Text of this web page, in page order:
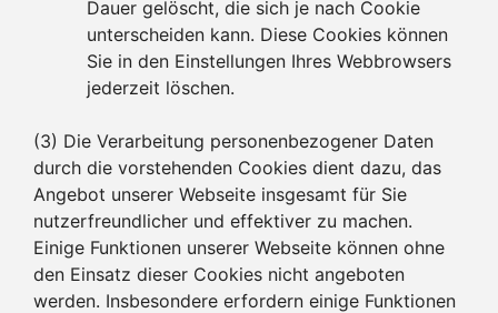
Dauer gelöscht, die sich je nach Cookie
unterscheiden kann. Diese Cookies können
Sie in den Einstellungen Ihres Webbrowsers
jederzeit löschen.
(3) Die Verarbeitung personenbezogener Daten
durch die vorstehenden Cookies dient dazu, das
Angebot unserer Webseite insgesamt für Sie
nutzerfreundlicher und effektiver zu machen.
Einige Funktionen unserer Webseite können ohne
den Einsatz dieser Cookies nicht angeboten
werden. Insbesondere erfordern einige Funktionen